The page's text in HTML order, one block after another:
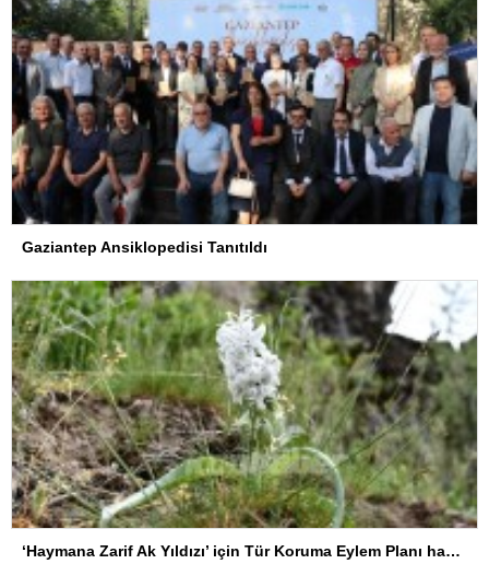
Gaziantep Ansiklopedisi Tanıtıldı
‘Haymana Zarif Ak Yıldızı’ için Tür Koruma Eylem Planı hayata geçirildi